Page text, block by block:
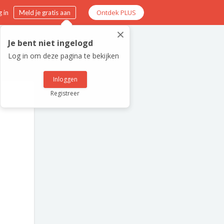
in Meld je gratis aan Ontdek PLUS
×
Je bent niet ingelogd
Log in om deze pagina te bekijken
Inloggen
Registreer